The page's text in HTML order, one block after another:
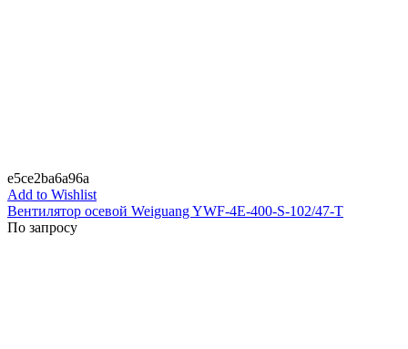
e5ce2ba6a96a
Add to Wishlist
Вентилятор осевой Weiguang YWF-4E-400-S-102/47-T
По запросу